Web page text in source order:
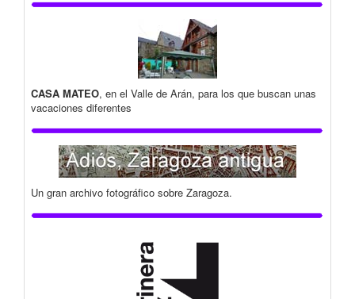
CASA MATEO, en el Valle de Arán, para los que buscan unas
vacaciones diferentes
Un gran archivo fotográfico sobre Zaragoza.